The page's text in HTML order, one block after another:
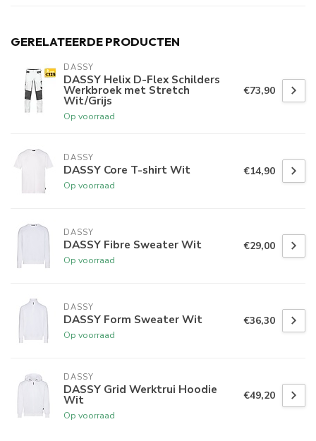
GERELATEERDE PRODUCTEN
DASSY
DASSY Helix D-Flex Schilders
Werkbroek met Stretch
Wit/Grijs
Op voorraad
€73,90
DASSY
DASSY Core T-shirt Wit
Op voorraad
€14,90
DASSY
DASSY Fibre Sweater Wit
Op voorraad
€29,00
DASSY
DASSY Form Sweater Wit
Op voorraad
€36,30
DASSY
DASSY Grid Werktrui Hoodie
Wit
Op voorraad
€49,20